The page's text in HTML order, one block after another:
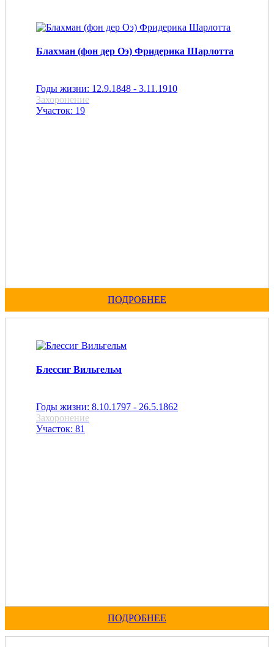
Блахман (фон дер Оэ) Фридерика Шарлотта
Годы жизни: 12.9.1848 - 3.11.1910
Захоронение
Участок: 19
ПОДРОБНЕЕ
Блессиг Вильгельм
Годы жизни: 8.10.1797 - 26.5.1862
Захоронение
Участок: 81
ПОДРОБНЕЕ